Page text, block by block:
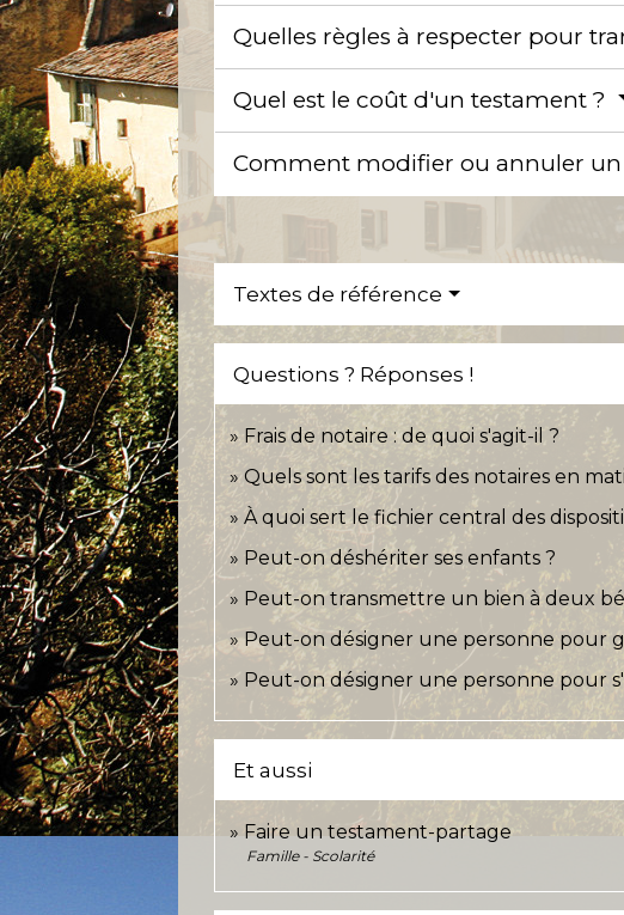
Quelles règles à respecter pour
Quel est le coût d'un testament ?
Comment modifier ou annuler un
Textes de référence
Questions ? Réponses !
Frais de notaire : de quoi s'agit-il ?
Quels sont les tarifs des notaires en
À quoi sert le fichier central des
Peut-on déshériter ses enfants ?
Peut-on transmettre un bien à deux
Peut-on désigner une personne pour
Peut-on désigner une personne pour
Et aussi
Faire un testament-partage
Famille - Scolarité